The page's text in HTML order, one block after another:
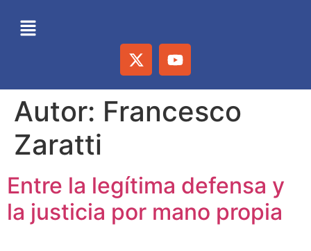
Autor: Francesco
Zaratti
Entre la legítima defensa y
la justicia por mano propia